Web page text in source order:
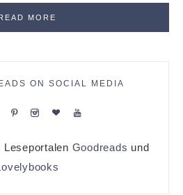
MORE
ON SOCIAL MEDIA
Leseportalen Goodreads und